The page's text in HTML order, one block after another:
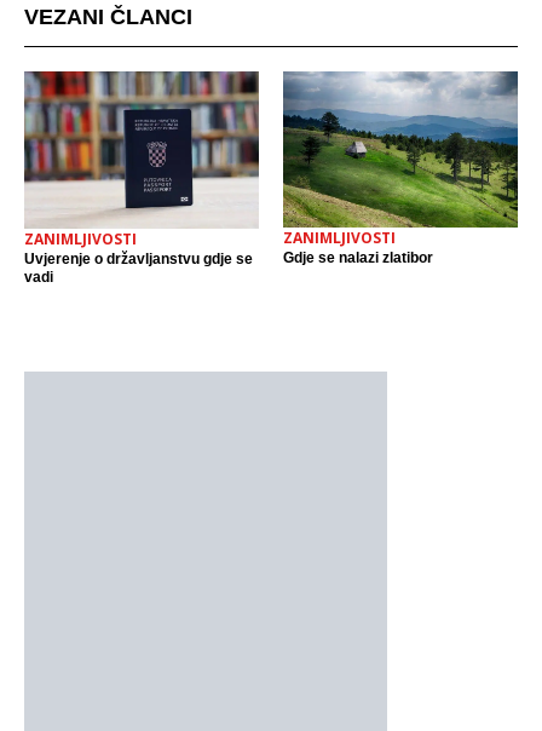
VEZANI ČLANCI
ZANIMLJIVOSTI
Uvjerenje o državljanstvu gdje se
vadi
ZANIMLJIVOSTI
Gdje se nalazi zlatibor